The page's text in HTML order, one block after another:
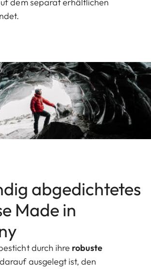
dem separat erhältlichen
abgedichtetes
Made in
durch ihre robuste
ausgelegt ist, den